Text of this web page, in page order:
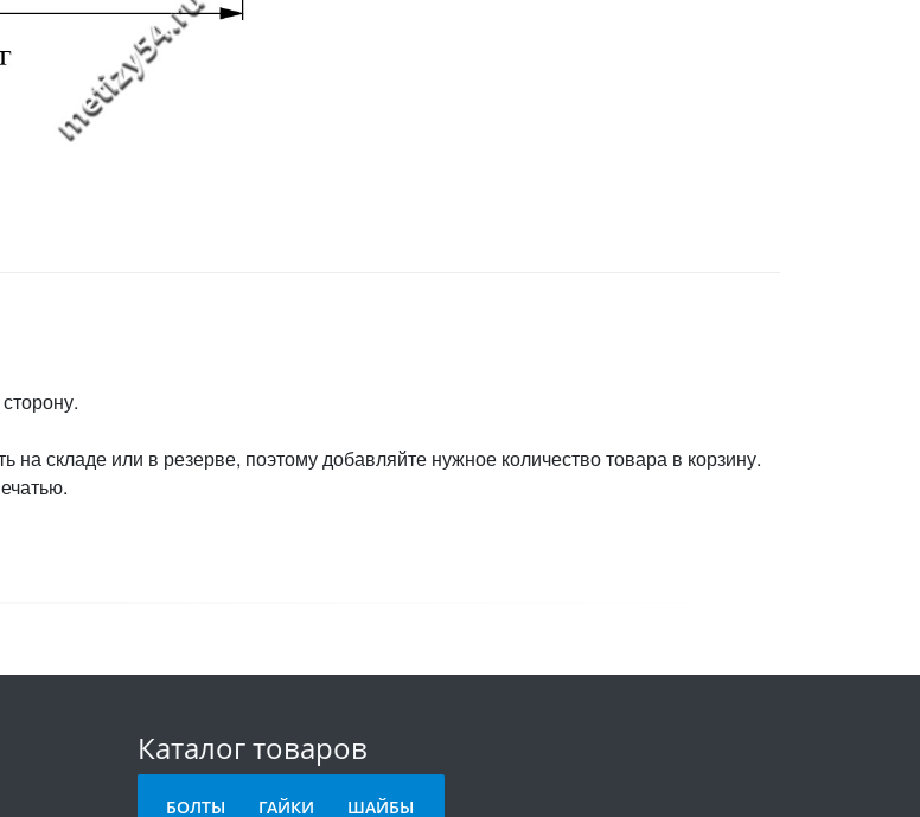
складе или в резерве, поэтому добавляйте нужное количество товара в корзину.
Каталог товаров
БОЛТЫ ГАЙКИ ШАЙБЫ